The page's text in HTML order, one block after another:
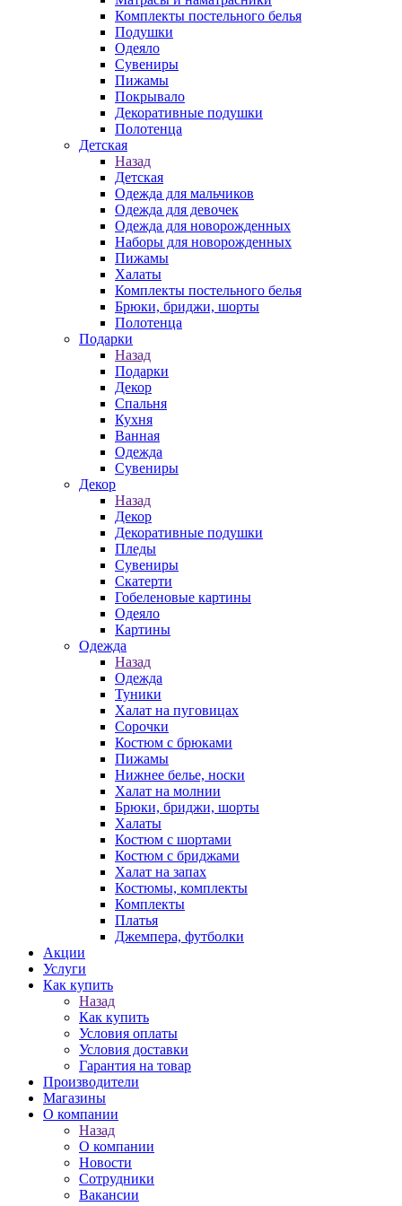
Комплекты постельного белья
Подушки
Одеяло
Сувениры
Пижамы
Покрывало
Декоративные подушки
Полотенца
Детская
Назад
Детская
Одежда для мальчиков
Одежда для девочек
Одежда для новорожденных
Наборы для новорожденных
Пижамы
Халаты
Комплекты постельного белья
Брюки, бриджи, шорты
Полотенца
Подарки
Назад
Подарки
Декор
Спальня
Кухня
Ванная
Одежда
Сувениры
Декор
Назад
Декор
Декоративные подушки
Пледы
Сувениры
Скатерти
Гобеленовые картины
Одеяло
Картины
Одежда
Назад
Одежда
Туники
Халат на пуговицах
Сорочки
Костюм с брюками
Пижамы
Нижнее белье, носки
Халат на молнии
Брюки, бриджи, шорты
Халаты
Костюм с шортами
Костюм с бриджами
Халат на запах
Костюмы, комплекты
Комплекты
Платья
Джемпера, футболки
Акции
Услуги
Как купить
Назад
Как купить
Условия оплаты
Условия доставки
Гарантия на товар
Производители
Магазины
О компании
Назад
О компании
Новости
Сотрудники
Вакансии